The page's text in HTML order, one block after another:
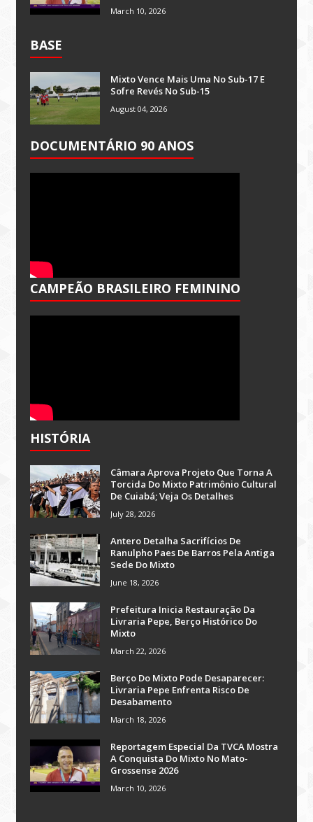
March 10, 2026
BASE
Mixto Vence Mais Uma No Sub-17 E
Sofre Revés No Sub-15
August 04, 2026
DOCUMENTÁRIO 90 ANOS
CAMPEÃO BRASILEIRO FEMININO
HISTÓRIA
Câmara Aprova Projeto Que Torna A
Torcida Do Mixto Patrimônio Cultural
De Cuiabá; Veja Os Detalhes
July 28, 2026
Antero Detalha Sacrifícios De
Ranulpho Paes De Barros Pela Antiga
Sede Do Mixto
June 18, 2026
Prefeitura Inicia Restauração Da
Livraria Pepe, Berço Histórico Do
Mixto
March 22, 2026
Berço Do Mixto Pode Desaparecer:
Livraria Pepe Enfrenta Risco De
Desabamento
March 18, 2026
Reportagem Especial Da TVCA Mostra
A Conquista Do Mixto No Mato-
Grossense 2026
March 10, 2026